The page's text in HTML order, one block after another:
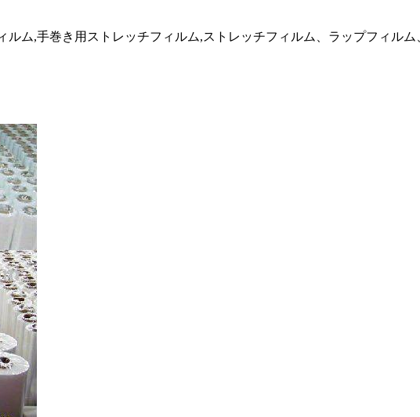
ルム,手巻き用ストレッチフィルム,ストレッチフィルム、ラップフィル